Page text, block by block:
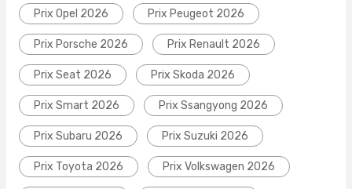
Prix Opel 2026 Prix Peugeot 2026
Prix Porsche 2026 Prix Renault 2026
Prix Seat 2026 Prix Skoda 2026
Prix Smart 2026 Prix Ssangyong 2026
Prix Subaru 2026 Prix Suzuki 2026
Prix Toyota 2026 Prix Volkswagen 2026